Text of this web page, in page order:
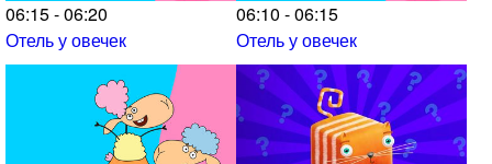
06:15 - 06:20
Отель у овечек
06:10 - 06:15
Отель у овечек